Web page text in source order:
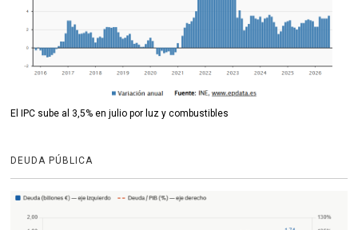
El IPC sube al 3,5% en julio por luz y combustibles
DEUDA PÚBLICA